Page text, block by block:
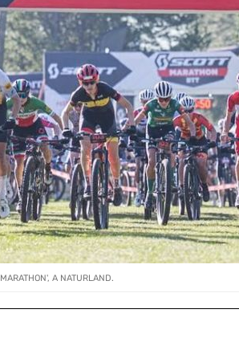
A NATURLAND.